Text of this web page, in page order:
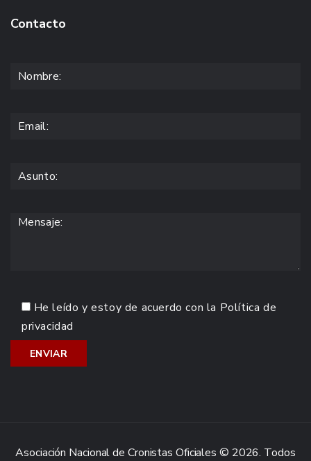
Contacto
He leído y estoy de acuerdo con la Política de
privacidad
Asociación Nacional de Cronistas Oficiales © 2026. Todos